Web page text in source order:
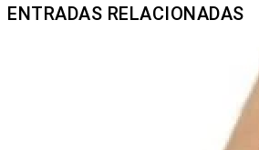
ENTRADAS RELACIONADAS